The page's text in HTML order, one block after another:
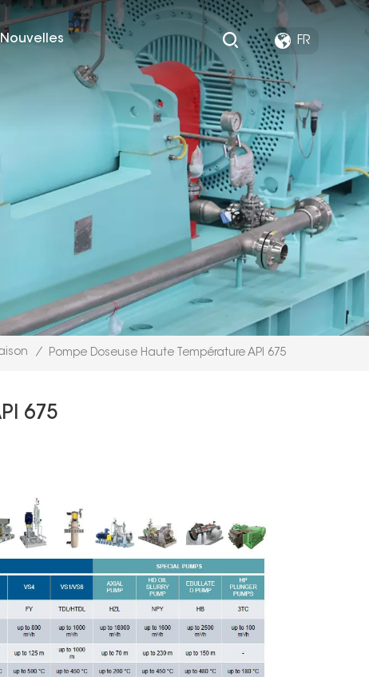
Nouvelles FR
/ Pompe Doseuse Haute Température API 675
675